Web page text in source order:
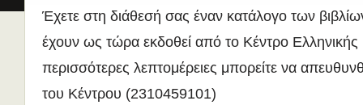
Έχετε στη διάθεσή σας έναν κατάλογο των
έχουν ως τώρα εκδοθεί από το Κέντρο
περισσότερες λεπτομέρειες μπορείτε να
του Κέντρου (2310459101)
Πρώτο Διεθνές Συνέδριο
Νεοελληνικών Σπουδών
Εδώ Πολυτεχνείο!
Τα διδακτικά εγχειρίδια